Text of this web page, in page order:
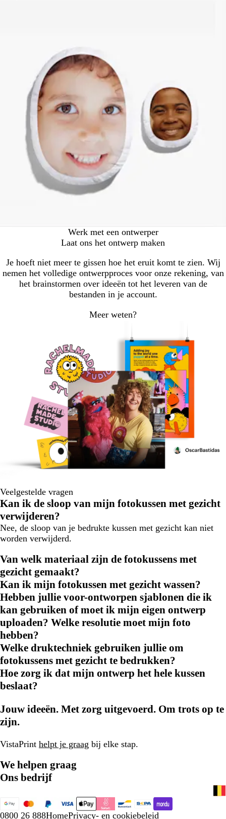
Werk met een ontwerper
Laat ons het ontwerp maken
Je hoeft niet meer te gissen hoe het eruit komt te zien. Wij
nemen het volledige ontwerpproces voor onze rekening, van
het brainstormen over ideeën tot het leveren van de
bestanden in je account.
Meer weten?
Veelgestelde vragen
Kan ik de sloop van mijn fotokussen met gezicht
verwijderen?
Nee, de sloop van je bedrukte kussen met gezicht kan niet
worden verwijderd.
Van welk materiaal zijn de fotokussens met
gezicht gemaakt?
Kan ik mijn fotokussen met gezicht wassen?
Hebben jullie voor-ontworpen sjablonen die ik
kan gebruiken of moet ik mijn eigen ontwerp
uploaden? Welke resolutie moet mijn foto
hebben?
Welke druktechniek gebruiken jullie om
fotokussens met gezicht te bedrukken?
Hoe zorg ik dat mijn ontwerp het hele kussen
beslaat?
Jouw ideeën. Met zorg uitgevoerd. Om trots op te
zijn.
VistaPrint helpt je graag bij elke stap.
We helpen graag
Ons bedrijf
0800 26 888HomePrivacy- en cookiebeleid